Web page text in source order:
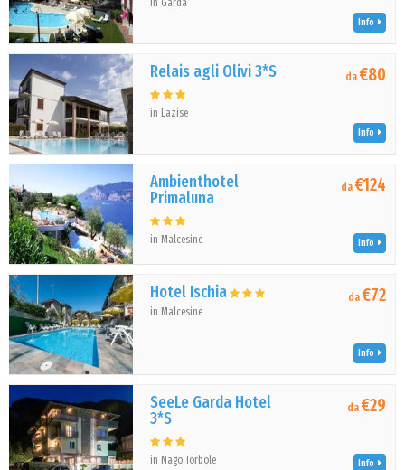
in Garda
Info
Relais agli Olivi 3*S
in Lazise
da€80
Info
Ambienthotel
Primaluna
in Malcesine
da€124
Info
Hotel Ischia
in Malcesine
da€72
Info
SeeLe Garda Hotel
3*S
in Nago Torbole
da€29
Info